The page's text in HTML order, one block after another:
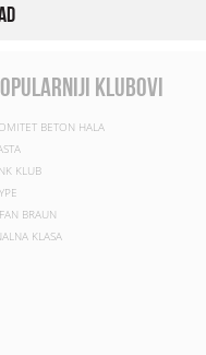
klubovi
BETON HALA
KLUB
BRAUN
KLASA